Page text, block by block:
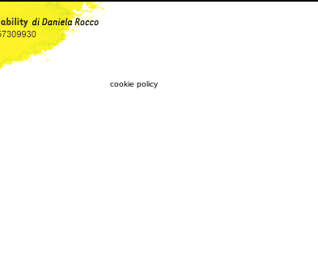
cookie policy